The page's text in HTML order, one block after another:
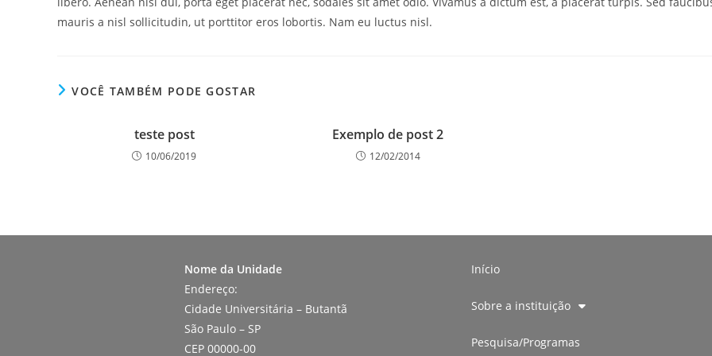
mauris a nisl sollicitudin, ut porttitor eros lobortis. Nam eu luctus nisl.
VOCÊ TAMBÉM PODE GOSTAR
teste post
10/06/2019
Exemplo de post 2
12/02/2014
Nome da Unidade
Endereço:
Cidade Universitária – Butantã
São Paulo – SP
CEP 00000-00
Início
Sobre a instituição
Pesquisa/Programas